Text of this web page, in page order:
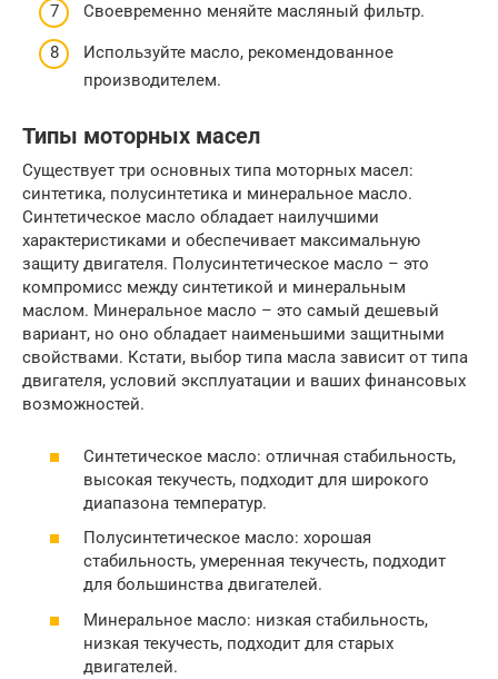
Своевременно меняйте масляный фильтр.
Используйте масло, рекомендованное
производителем.
Типы моторных масел
Существует три основных типа моторных масел:
синтетика, полусинтетика и минеральное масло.
Синтетическое масло обладает наилучшими
характеристиками и обеспечивает максимальную
защиту двигателя. Полусинтетическое масло – это
компромисс между синтетикой и минеральным
маслом. Минеральное масло – это самый дешевый
вариант, но оно обладает наименьшими защитными
свойствами. Кстати, выбор типа масла зависит от типа
двигателя, условий эксплуатации и ваших финансовых
возможностей.
Синтетическое масло: отличная стабильность,
высокая текучесть, подходит для широкого
диапазона температур.
Полусинтетическое масло: хорошая
стабильность, умеренная текучесть, подходит
для большинства двигателей.
Минеральное масло: низкая стабильность,
низкая текучесть, подходит для старых
двигателей.